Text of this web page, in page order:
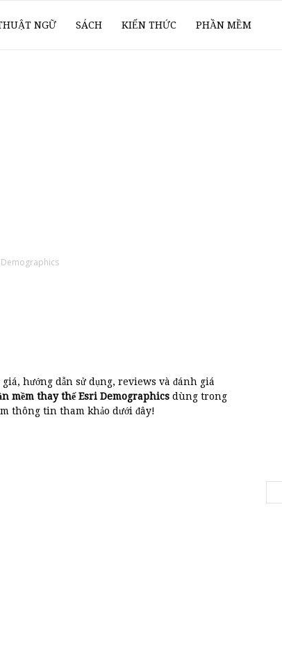
NGỮ SÁCH KIẾN THỨC PHẦN MỀM
Demographics
hướng dẫn sử dụng, reviews và đánh giá
mềm thay thế Esri Demographics dùng trong
thông tin tham khảo dưới đây!